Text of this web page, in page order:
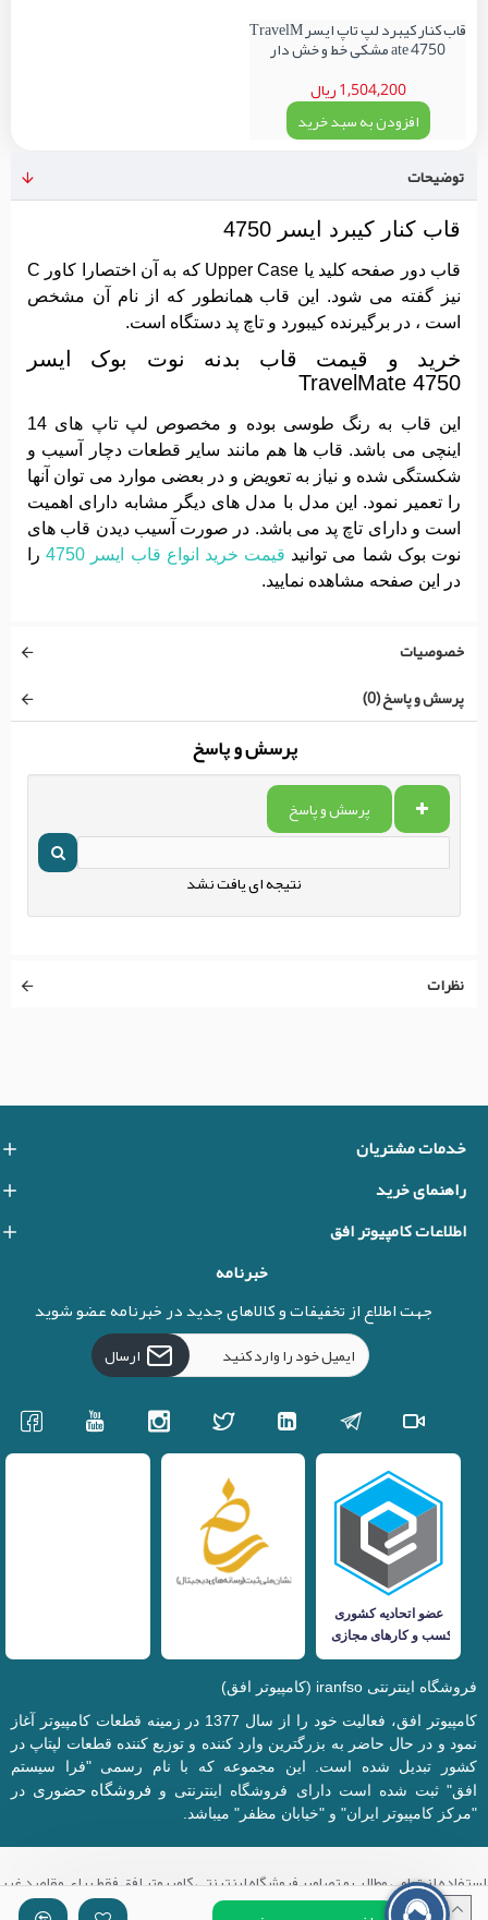
قاب کنار کیبرد لپ تاپ ایسر TravelM
ate 4750 مشکی خط و خش دار
1,504,200 ریال
افزودن به سبد خرید
توضیحات
قاب کنار کیبرد ایسر 4750
قاب دور صفحه کلید یا Upper Case که به آن اختصارا کاور C
نیز گفته می شود. این قاب همانطور که از نام آن مشخص
است ، در برگیرنده کیبورد و تاچ پد دستگاه است.
خرید و قیمت قاب بدنه نوت بوک ایسر
TravelMate 4750
این قاب به رنگ طوسی بوده و مخصوص لپ تاپ های 14
اینچی می باشد. قاب ها هم مانند سایر قطعات دچار آسیب و
شکستگی شده و نیاز به تعویض و در بعضی موارد می توان آنها
را تعمیر نمود. این مدل با مدل های دیگر مشابه دارای اهمیت
است و دارای تاچ پد می باشد. در صورت آسیب دیدن قاب های
نوت بوک شما می توانید قیمت خرید انواع قاب ایسر 4750
را
در این صفحه مشاهده نمایید.
خصوصیات
پرسش و پاسخ (0)
پرسش و پاسخ
پرسش و پاسخ
نتیجه ای یافت نشد
نظرات
خدمات مشتریان
راهنمای خرید
اطلاعات کامپیوتر افق
خبرنامه
جهت اطلاع از تخفیفات و کالاهای جدید در خبرنامه عضو شوید
ارسال
فروشگاه اینترنتی iranfso (کامپیوتر افق)
کامپیوتر افق، فعالیت خود را از سال 1377 در زمینه قطعات کامپیوتر آغاز
نمود و در حال حاضر به بزرگترین وارد کننده و توزیع کننده قطعات لپتاپ در
کشور تبدیل شده است. این مجموعه که با نام رسمی "فرا سیستم
افق" ثبت شده است دارای فروشگاه اینترنتی و فروشگاه حضوری در
"مرکز کامپیوتر ایران" و "خیابان مظفر" میباشد.
استفاده از تمامی مطالب و تصاویر فروشگاه اینترنتی کامپیوتر افق فقط برای مقاصد غیر
تجاری با ذکر منبع بلامانع میباشد.